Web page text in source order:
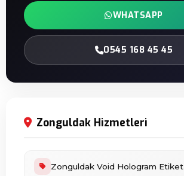
WHATSAPP
0545 168 45 45
Zonguldak Hizmetleri
Zonguldak Void Hologram Etiket